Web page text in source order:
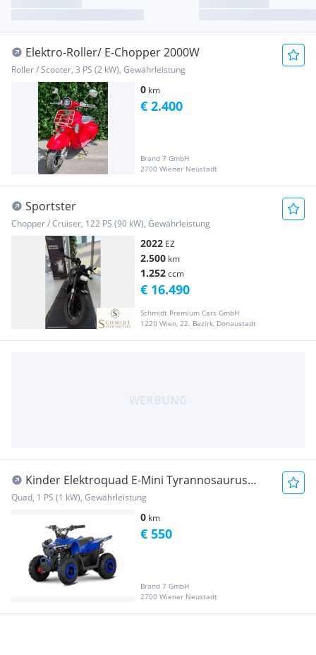
Elektro-Roller/ E-Chopper 2000W
Roller / Scooter, 3 PS (2 kW), Gewährleistung
0 km
Brand 7 GmbH
2700 Wiener Neustadt
€ 2.400
Sportster
Chopper / Cruiser, 122 PS (90 kW), Gewährleistung
2022 EZ
2.500 km
1.252ccm
Schmidt Premium Cars GmbH
1220 Wien, 22. Bezirk, Donaustadt
€ 16.490
Kinder Elektroquad E-Mini Tyrannosaurus
1000 W
Quad, 1 PS (1 kW), Gewährleistung
0 km
Brand 7 GmbH
2700 Wiener Neustadt
€ 550